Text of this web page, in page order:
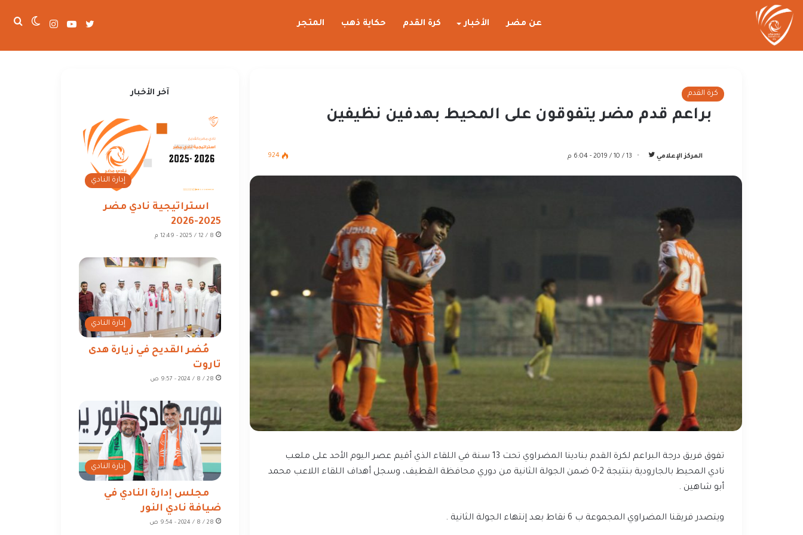
عن مضر الأخبار كرة القدم حكاية ذهب المتجر الوضع
انستقراميوتيوبتويتر
كرة القدم
براعم قدم مضر يتفوقون على المحيط بهدفين نظيفين
المركز الإعلامي
تابع
13 / 10 / 2019 - 6:04 م 924
تفوق فريق درجة البراعم لكرة القدم بنادينا المضراوي تحت 13 سنة في اللقاء الذي أقيم عصر اليوم الأحد على ملعب
نادي المحيط بالجارودية بنتيجة 2-0 ضمن الجولة الثانية من دوري محافظة القطيف، وسجل أهداف اللقاء اللاعب محمد
أبو شاهين .
ويتصدر فريقنا المضراوي المجموعة ب 6 نقاط بعد إنتهاء الجولة الثانية .
آخر الأخبار
إدارة النادي
استراتيجية نادي مضر
2025-2026
8 / 12 / 2025 - 12:49 م
إدارة النادي
مُضر القديح في زيارة هدى
تاروت
28 / 8 / 2024 - 9:57 ص
إدارة النادي
مجلس إدارة النادي في
ضيافة نادي النور
28 / 8 / 2024 - 9:54 ص